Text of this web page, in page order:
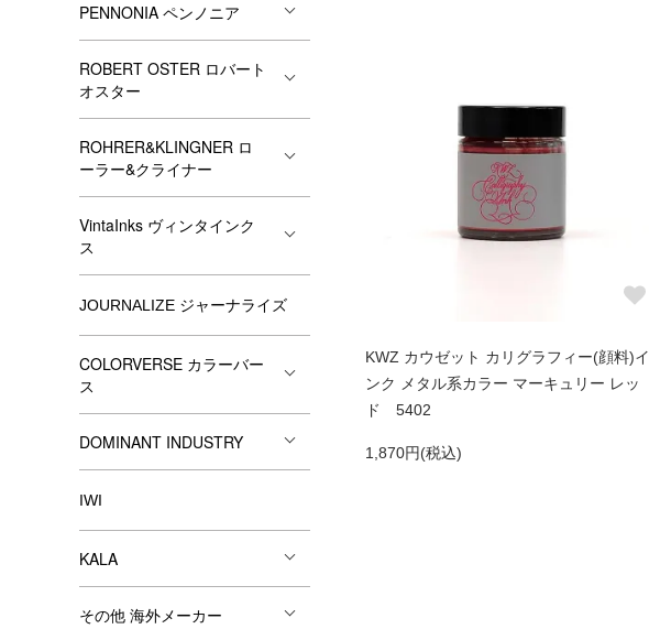
KWZ カウゼット カリグラフィー(顔料)イ
ンク メタル系カラー マーキュリー レッ
ド 5402
1,870円(税込)
PENNONIA ペンノニア
ROBERT OSTER ロバート
オスター
ROHRER&KLINGNER ロ
ーラー&クライナー
VintaInks ヴィンタインク
ス
JOURNALIZE ジャーナライズ
COLORVERSE カラーバー
ス
DOMINANT INDUSTRY
IWI
KALA
その他 海外メーカー